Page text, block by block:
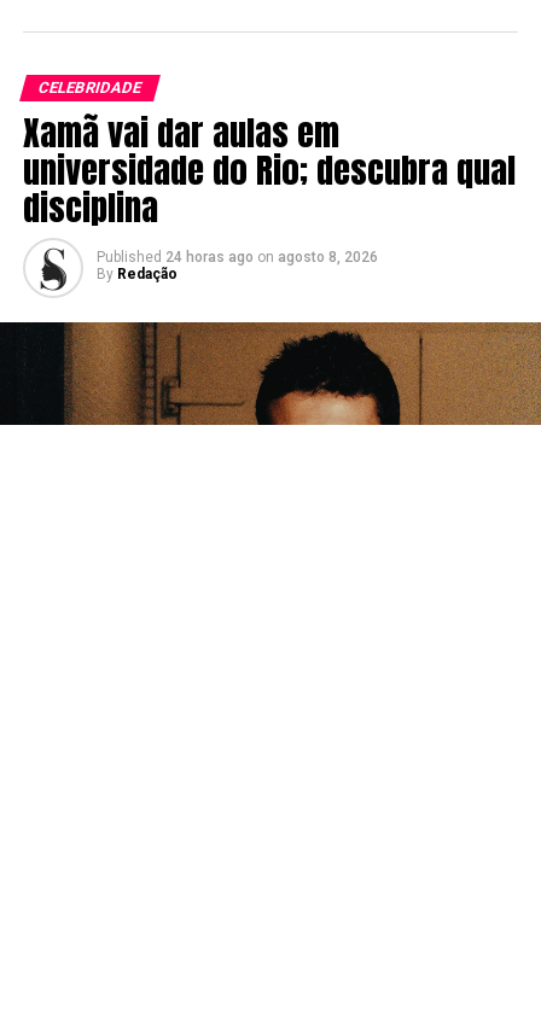
CELEBRIDADE
Xamã vai dar aulas em
universidade do Rio; descubra qual
disciplina
Published 24 horas ago on agosto 8, 2026
By Redação